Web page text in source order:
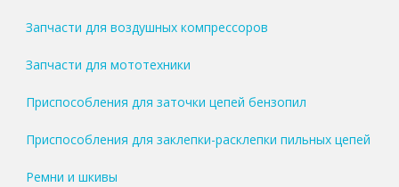
Запчасти для воздушных компрессоров
Запчасти для мототехники
Приспособления для заточки цепей бензопил
Приспособления для заклепки-расклепки пильных цепей
Ремни и шкивы